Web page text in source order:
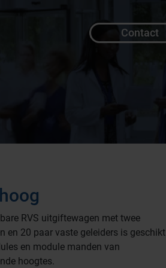
Contact
RVS uitgiftewagen met twee
en 20 paar vaste geleiders is geschikt
en module manden van
hoogtes.